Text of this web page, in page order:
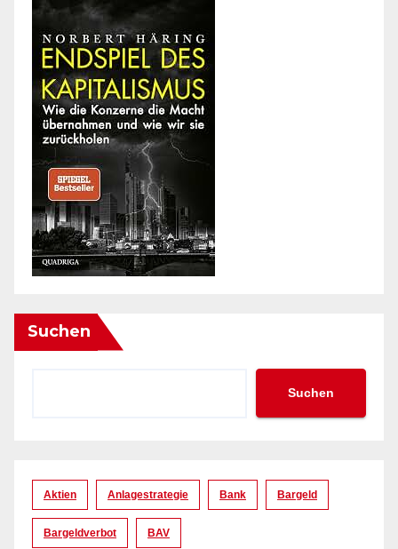
Suchen
Suchen
Aktien Anlagestrategie Bank Bargeld
Bargeldverbot BAV